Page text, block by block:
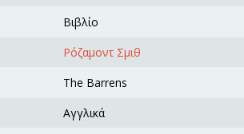
Βιβλίο
Ρόζαμοντ Σμιθ
The Barrens
Αγγλικά